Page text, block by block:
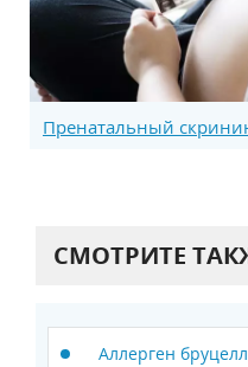
Пренатальный
СМОТРИТЕ
Аллерген